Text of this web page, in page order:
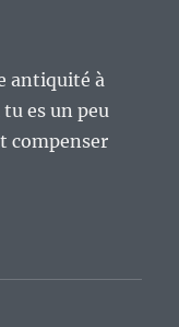
antiquité à
es un peu
compenser